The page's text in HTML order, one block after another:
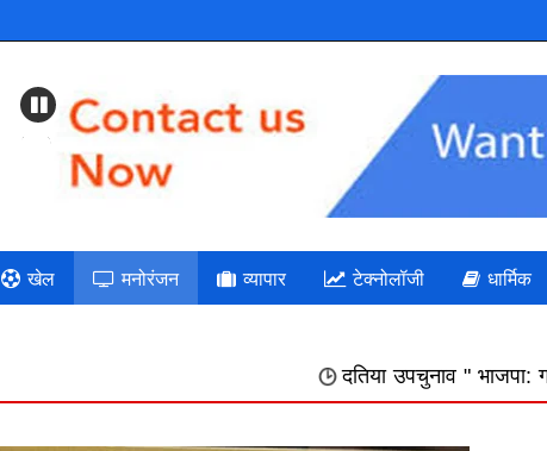
Previous
खेल मनोरंजन व्यापार टेक्नोलॉजी धार्मिक
दतिया उपचुनाव " भाजपा: गलत निर्णयों की भरमार का